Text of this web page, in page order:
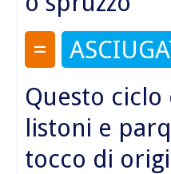
=
Questo
listoni e
tocco di